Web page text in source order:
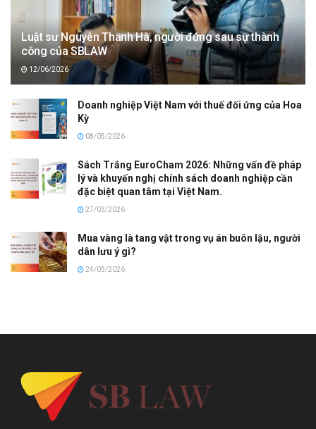
Luật sư Nguyễn Thanh Hà, người đứng sau sự thành
công của SBLAW
12/06/2026
Doanh nghiệp Việt Nam với thuế đối ứng của Hoa
Kỳ
08/05/2026
Sách Trắng EuroCham 2026: Những vấn đề pháp
lý và khuyến nghị chính sách doanh nghiệp cần
đặc biệt quan tâm tại Việt Nam.
27/03/2026
Mua vàng là tang vật trong vụ án buôn lậu, người
dân lưu ý gì?
24/03/2026